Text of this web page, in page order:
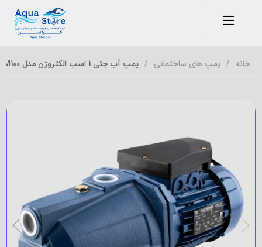
خانه پمپ های ساختمانی پمپ آب جتی 1 اسب الکتروژن مدل CAM100